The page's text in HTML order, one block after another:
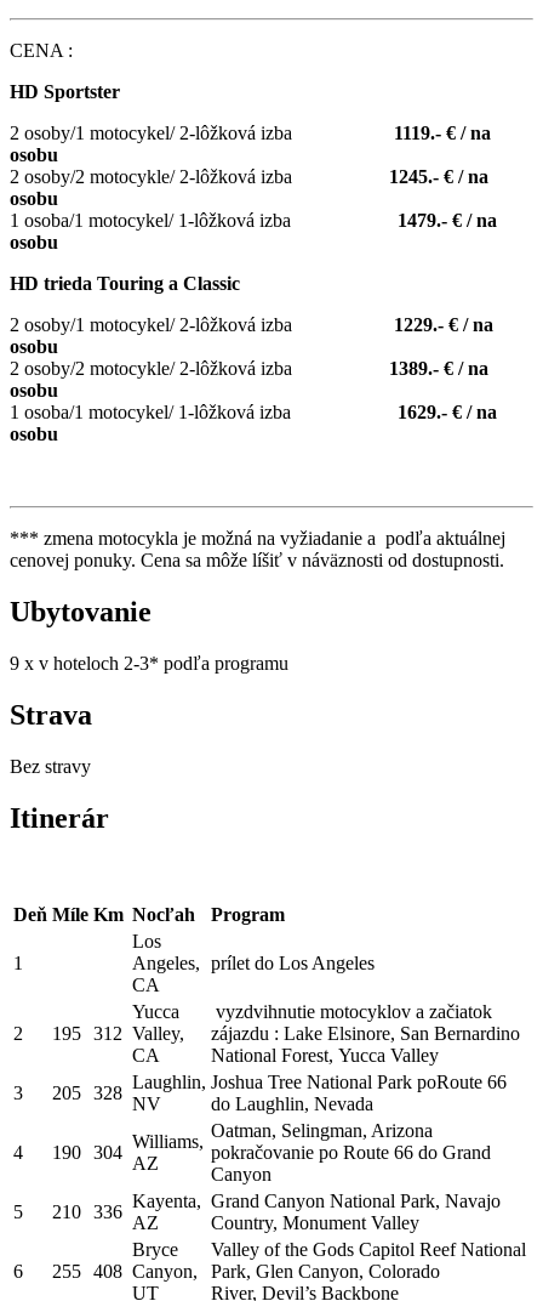
CENA :
HD Sportster
2 osoby/1 motocykel/ 2-lôžková izba
1119.- € / na
osobu
2 osoby/2 motocykle/ 2-lôžková izba 1245.- € / na
osobu
1 osoba/1 motocykel/ 1-lôžková izba 1479.- € / na
osobu
HD trieda Touring a Classic
2 osoby/1 motocykel/ 2-lôžková izba
1229.- € / na
osobu
2 osoby/2 motocykle/ 2-lôžková izba 1389.- € / na
osobu
1 osoba/1 motocykel/ 1-lôžková izba 1629.- € / na
osobu
*** zmena motocykla je možná na vyžiadanie a podľa aktuálnej
cenovej ponuky. Cena sa môže líšiť v náväznosti od dostupnosti.
Ubytovanie
9 x v hoteloch 2-3* podľa programu
Strava
Bez stravy
Itinerár
Deň Míle Km Nocľah Program
1
Los
Angeles,
CA
prílet do Los Angeles
2 195 312
Yucca
Valley,
CA
vyzdvihnutie motocyklov a začiatok
zájazdu : Lake Elsinore, San Bernardino
National Forest, Yucca Valley
3
205 328
Laughlin,
NV
Joshua Tree National Park poRoute 66
do Laughlin, Nevada
4 190 304
Williams,
AZ
Oatman, Selingman, Arizona
pokračovanie po Route 66 do Grand
Canyon
5
210 336
Kayenta,
AZ
Grand Canyon National Park, Navajo
Country, Monument Valley
6 255 408
Bryce
Canyon,
UT
Valley of the Gods Capitol Reef National
Park, Glen Canyon, Colorado
River, Devil’s Backbone